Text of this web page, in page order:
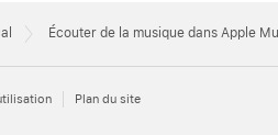
Écouter de la musique dans Apple
Plan du site